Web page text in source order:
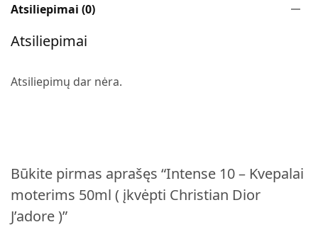
Atsiliepimai (0)
Atsiliepimai
Atsiliepimų dar nėra.
Būkite pirmas aprašęs “Intense 10 – Kvepalai
moterims 50ml ( įkvėpti Christian Dior
J’adore )”